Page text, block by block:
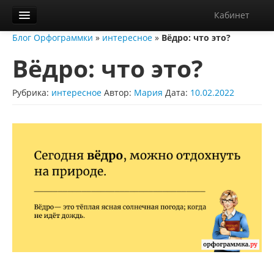
Кабинет
Орфограммка
Библиотека
Блог
Справка
Блог Орфограммки » интересное » Вёдро: что это?
Вёдро: что это?
Рубрика: интересное Автор: Мария Дата: 10.02.2022